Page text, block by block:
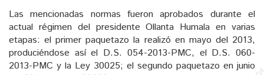
Las mencionadas normas fueron aprobados durante el
actual régimen del presidente Ollanta Humala en varias
etapas: el primer paquetazo la realizó en mayo del 2013,
produciéndose así el D.S. 054-2013-PMC, el D.S. 060-
2013-PMC y la Ley 30025; el segundo paquetazo en junio